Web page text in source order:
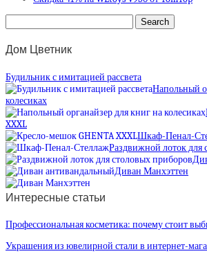
Дом Цветник
Будильник с имитацией рассвета
Напольный
колесиках
XXXL
Шкаф-Пенал-
Раздвижной лоток для
Диван Манхэттен
Интересные статьи
Профессиональная косметика: почему стоит
Украшения из ювелирной стали в интернет-